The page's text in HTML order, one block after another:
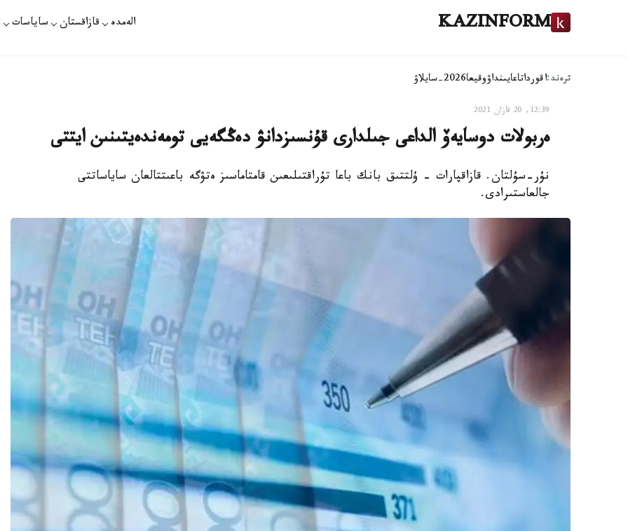
KAZINFORM الەمدە قازاقستان ساياسات
ترەند:اقورداتاعايىنداۋوقيعا2026-سايلاۋ
12:39, 20 قازان 2021
ەربولات دوسايەۆ الداعى جىلدارى قۇنسىزدانۋ دەڭگەيى تومەندەيتىنىن ايتتى
نۇر-سۇلتان. قازاقپارات - ۇلتتىق بانك باعا تۇراقتىلىعىن قامتاماسىز ەتۋگە باعىتتالعان ساياساتتى
جالعاستىرادى.